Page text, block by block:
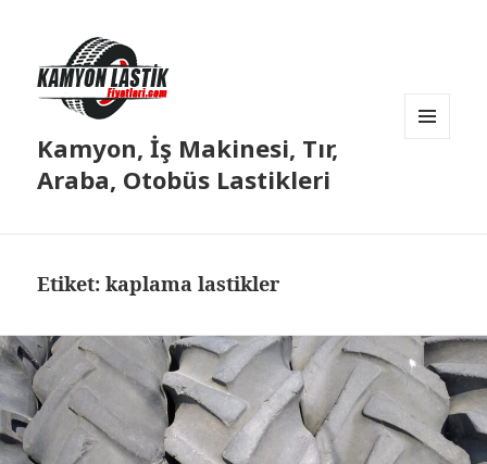
Kamyon, İş Makinesi, Tır,
Araba, Otobüs Lastikleri
Etiket:kaplama lastikler